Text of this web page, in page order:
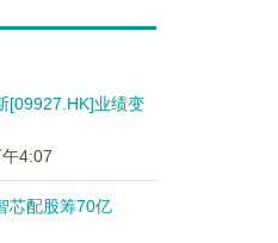
[09927.HK]业绩变
4:07
芯配股筹70亿